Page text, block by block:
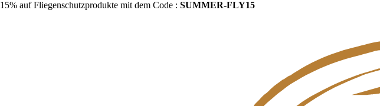
15% auf Fliegenschutzprodukte mit dem Code : SUMMER-FLY15